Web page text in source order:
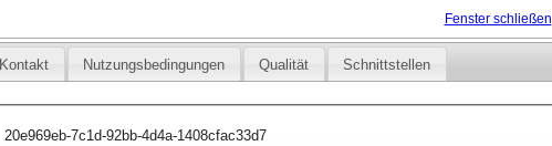
Fenster schließen
Kontakt Nutzungsbedingungen Qualität Schnittstellen
20e969eb-7c1d-92bb-4d4a-1408cfac33d7